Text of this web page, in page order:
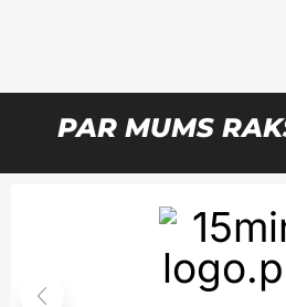
PAR MUMS